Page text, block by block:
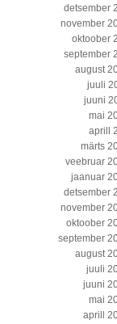
detsember
november
oktoober
september
august
juuli
juuni
mai
aprill
märts
veebruar
jaanuar
detsember
november
oktoober
september
august
juuli
juuni
mai
aprill